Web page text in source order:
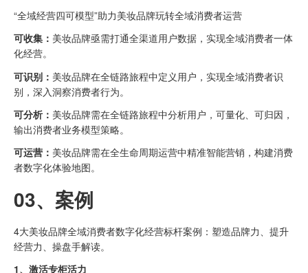
“全域经营四可模型”助力美妆品牌玩转全域消费者运营
可收集： 美妆品牌亟需打通全渠道用户数据，实现全域消费者一体
化经营。
可识别： 美妆品牌在全链路旅程中定义用户，实现全域消费者识
别，深入洞察消费者行为。
可分析： 美妆品牌需在全链路旅程中分析用户，可量化、可归因，
输出消费者业务模型策略。
可运营： 美妆品牌需在全生命周期运营中精准智能营销，构建消费
者数字化体验地图。
03、案例
4大美妆品牌全域消费者数字化经营标杆案例：塑造品牌力、提升
经营力、操盘手解读。
1、激活专柜活力